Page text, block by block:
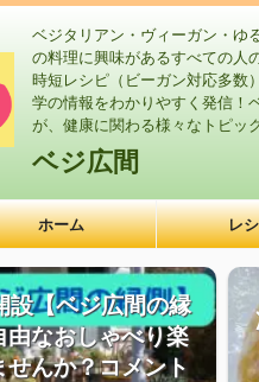
ベジタリアン・ヴィーガン・ゆ
の料理に興味があるすべての人
時短レシピ（ビーガン対応多数
学の情報をわかりやすく発信！
が、健康に関わる様々なトピッ
ベジ広間
ホーム レ
設【ベジ広間の縁
由なおしゃべり楽
せんか？コメント